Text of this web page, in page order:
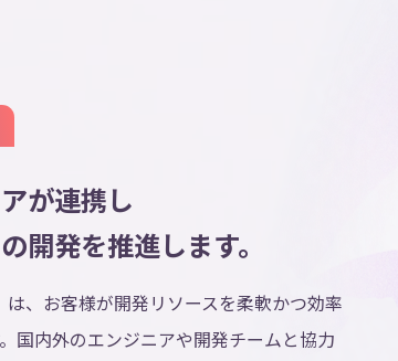
が連携し
開発を推進します。
、お客様が開発リソースを柔軟かつ効率
国内外のエンジニアや開発チームと協力